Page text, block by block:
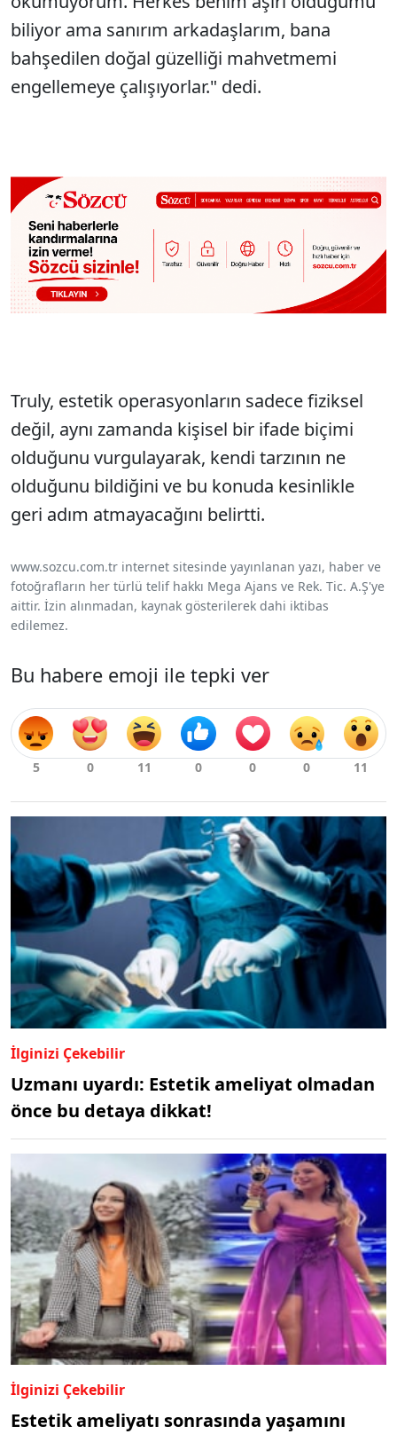
biliyor ama sanırım arkadaşlarım, bana
bahşedilen doğal güzelliği mahvetmemi
engellemeye çalışıyorlar." dedi.
Truly, estetik operasyonların sadece fiziksel
değil, aynı zamanda kişisel bir ifade biçimi
olduğunu vurgulayarak, kendi tarzının ne
olduğunu bildiğini ve bu konuda kesinlikle
geri adım atmayacağını belirtti.
www.sozcu.com.tr internet sitesinde yayınlanan yazı, haber ve
fotoğrafların her türlü telif hakkı Mega Ajans ve Rek. Tic. A.Ş'ye
aittir. İzin alınmadan, kaynak gösterilerek dahi iktibas
edilemez.
Bu habere emoji ile tepki ver
İlginizi Çekebilir
Uzmanı uyardı: Estetik ameliyat olmadan
önce bu detaya dikkat!
İlginizi Çekebilir
Estetik ameliyatı sonrasında yaşamını